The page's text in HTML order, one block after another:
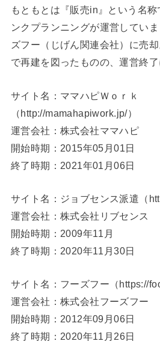
もともとは『販売in』という名
ンクプランニングが運営してい
ズフー（じげん関連会社）に売
で再建を図ったものの、運営終了
サイト名：ママハピＷｏｒｋ
（http://mamahapiwork.jp/）
運営会社：株式会社ママハピ
開始時期：2015年05月01日
終了時期：2021年01月06日
サイト名：ジョブセンス派遣（
運営会社：株式会社リブセンス
開始時期：2009年11月
終了時期：2020年11月30日
サイト名：フーズフー（https://
運営会社：株式会社フーズフー
開始時期：2012年09月06日
終了時期：2020年11月26日